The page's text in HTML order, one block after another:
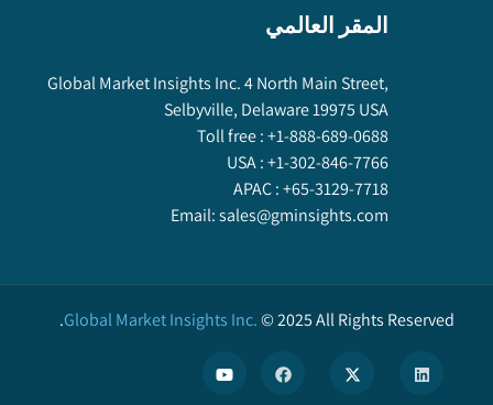
المقر العالمي
Global Market Insights Inc. 4 North Main Street,
Selbyville, Delaware 19975 USA
Toll free :+1-888-689-0688
USA :+1-302-846-7766
APAC :+65-3129-7718
Email:sales@gminsights.com
Global Market Insights Inc.©2025All Rights Reserved.